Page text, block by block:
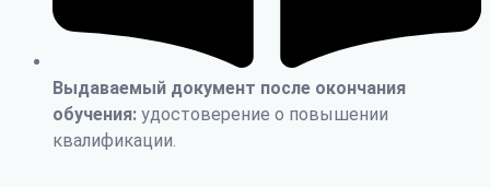
Выдаваемый документ после окончания
обучения: удостоверение о повышении
квалификации.